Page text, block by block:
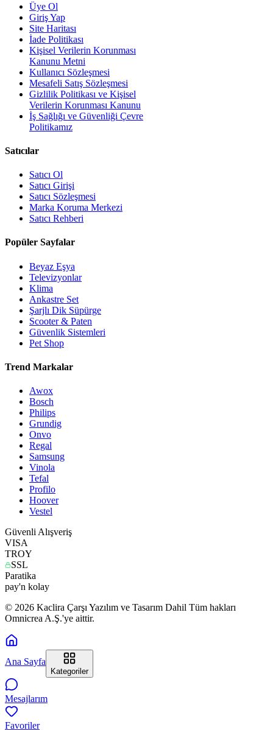
Üye Ol
Giriş Yap
Site Haritası
İade Politikası
Kişisel Verilerin Korunması
Kanunu Metni
Kullanıcı Sözleşmesi
Mesafeli Satış Sözleşmesi
Gizlilik Politikası ve Kişisel
Verilerin Korunması Kanunu
İş Sağlığı ve Güvenliği Çevre
Politikamız
Satıcılar
Satıcı Ol
Satıcı Girişi
Satıcı Sözleşmesi
Marka Koruma Merkezi
Satıcı Rehberi
Popüler Sayfalar
Beyaz Eşya
Televizyonlar
Klima
Ankastre Set
Şarjlı Dik Süpürge
Scooter & Paten
Güvenlik Sistemleri
Pet Shop
Trend Markalar
Awox
Bosch
Philips
Grundig
Onvo
Regal
Samsung
Vinola
Tefal
Profilo
Hoover
Vestel
Güvenli Alışveriş
VISA
TROY
SSL
Paratika
pay'n kolay
© 2026 Kaclira Çarşı Yazılım ve Tasarım Dahil Tüm hakları
Omnicrea A.Ş.'ye aittir.
Ana Sayfa
Kategoriler
Mesajlarım
Favoriler